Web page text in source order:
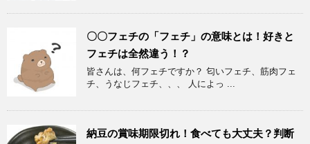
〇〇フェチの「フェチ」の意味とは！好きと
フェチは全然違う！？
皆さんは、何フェチですか？ 匂いフェチ、筋肉フェ
チ、うなじフェチ、、、 人によっ ...
納豆の賞味期限切れ！食べても大丈夫？判断